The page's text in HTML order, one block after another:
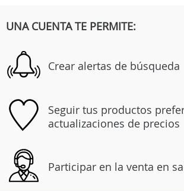
UNA CUENTA TE PERMITE:
Crear alertas de búsqueda
Seguir tus productos
actualizaciones de precios
Participar en la venta en